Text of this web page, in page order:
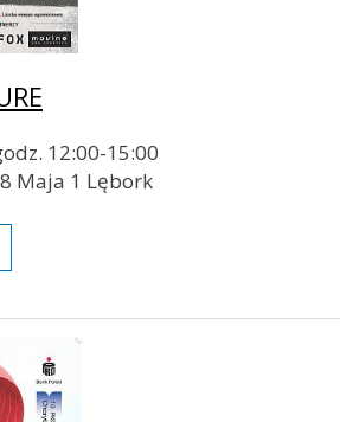
12:00-15:00
Maja 1 Lębork